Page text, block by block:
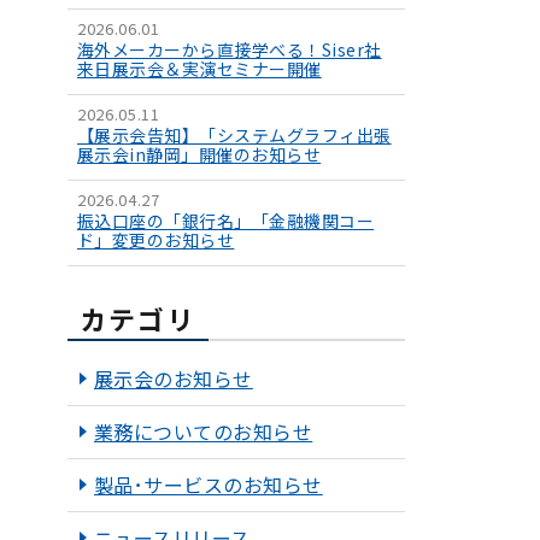
2026.06.01
海外メーカーから直接学べる！Siser社
来日展示会＆実演セミナー開催
2026.05.11
【展示会告知】「システムグラフィ出張
展示会in静岡」開催のお知らせ
2026.04.27
振込口座の「銀行名」「金融機関コー
ド」変更のお知らせ
カテゴリ
展示会のお知らせ
業務についてのお知らせ
製品･サービスのお知らせ